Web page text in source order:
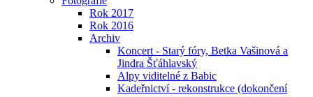
Rok 2017
Rok 2016
Archiv
Koncert - Starý fóry, Betka Vašinová a
Jindra Šťáhlavský
Alpy viditelné z Babic
Kadeřnictví - rekonstrukce (dokončení